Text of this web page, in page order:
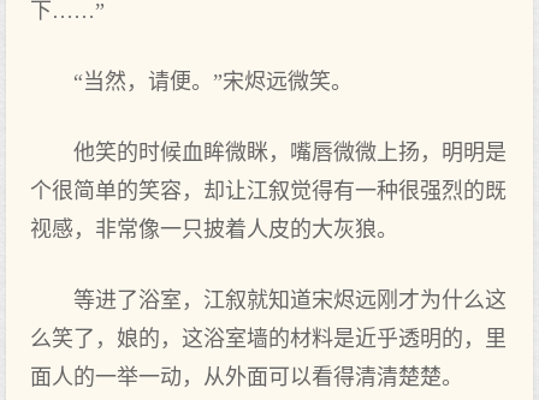
下……”
“当然，请便。”宋烬远微笑。
他笑的时候血眸微眯，嘴唇微微上扬，明明是
个很简单的笑容，却让江叙觉得有一种很强烈的既
视感，非常像一只披着人皮的大灰狼。
等进了浴室，江叙就知道宋烬远刚才为什么这
么笑了，娘的，这浴室墙的材料是近乎透明的，里
面人的一举一动，从外面可以看得清清楚楚。